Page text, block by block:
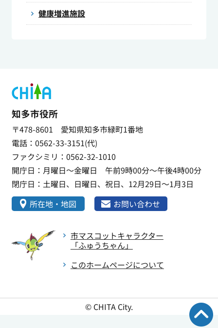
健康増進施設
知多市役所
〒478-8601 愛知県知多市緑町1番地
電話：0562-33-3151(代)
ファクシミリ：0562-32-1010
開庁日：月曜日～金曜日 午前9時00分～午後4時00分
閉庁日：土曜日、日曜日、祝日、12月29日～1月3日
所在地・地図
お問い合わせ
市マスコットキャラクター
「ふゅうちゃん」
このホームページについて
© CHITA City.